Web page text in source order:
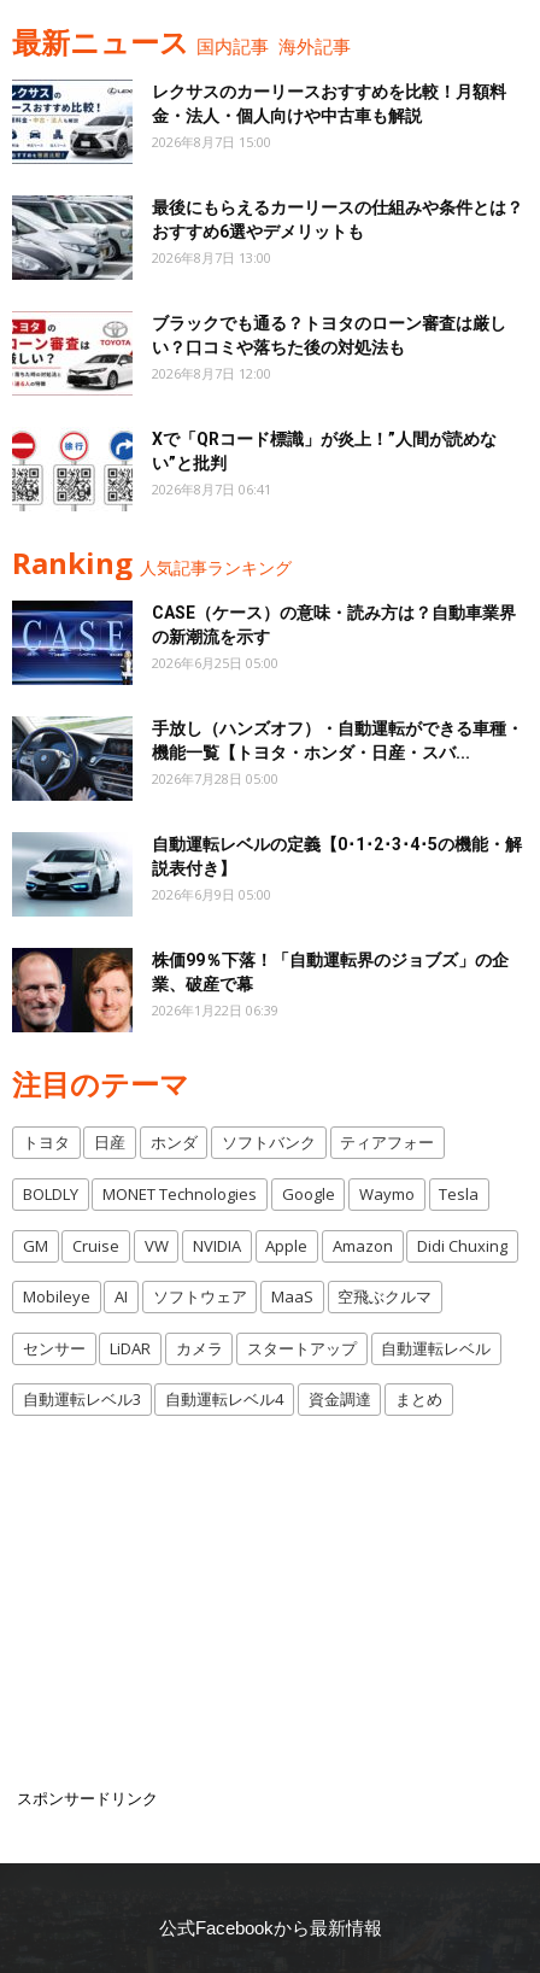
最新ニュース 国内記事 海外記事
レクサスのカーリースおすすめを比較！月額料
金・法人・個人向けや中古車も解説
2026年8月7日 15:00
最後にもらえるカーリースの仕組みや条件とは？
おすすめ6選やデメリットも
2026年8月7日 13:00
ブラックでも通る？トヨタのローン審査は厳し
い？口コミや落ちた後の対処法も
2026年8月7日 12:00
Xで「QRコード標識」が炎上！”人間が読めな
い”と批判
2026年8月7日 06:41
Ranking 人気記事ランキング
CASE（ケース）の意味・読み方は？自動車業界
の新潮流を示す
2026年6月25日 05:00
手放し（ハンズオフ）・自動運転ができる車種・
機能一覧【トヨタ・ホンダ・日産・スバ...
2026年7月28日 05:00
自動運転レベルの定義【0･1･2･3･4･5の機能・解
説表付き】
2026年6月9日 05:00
株価99％下落！「自動運転界のジョブズ」の企
業、破産で幕
2026年1月22日 06:39
注目のテーマ
トヨタ 日産 ホンダ ソフトバンク ティアフォー
BOLDLY MONET Technologies Google Waymo Tesla
GM Cruise VW NVIDIA Apple Amazon Didi Chuxing
Mobileye AI ソフトウェア MaaS 空飛ぶクルマ
センサー LiDAR カメラ スタートアップ 自動運転レベル
自動運転レベル3 自動運転レベル4 資金調達 まとめ
スポンサードリンク
公式Facebookから最新情報